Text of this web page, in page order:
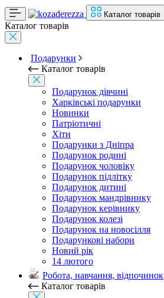
Каталог товарів
Каталог товарів
Подарунки
Каталог товарів
Подарунок дівчині
Харківські подарунки
Новинки
Патріотичні
Хіти
Подарунки з Дніпра
Подарунок родині
Подарунок чоловіку
Подарунок підлітку
Подарунок дитині
Подарунок мандрівнику
Подарунок керівнику
Подарунок колезі
Подарунок на новосілля
Подарункові набори
Новий рік
14 лютого
Робота, навчання, відпочинок
Каталог товарів